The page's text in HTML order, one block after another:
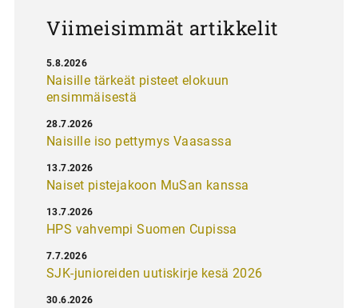
Viimeisimmät artikkelit
Naisille tärkeät pisteet elokuun
ensimmäisestä
5.8.2026
Naisille iso pettymys Vaasassa
28.7.2026
Naiset pistejakoon MuSan kanssa
13.7.2026
HPS vahvempi Suomen Cupissa
13.7.2026
SJK-junioreiden uutiskirje kesä 2026
7.7.2026
30.6.2026